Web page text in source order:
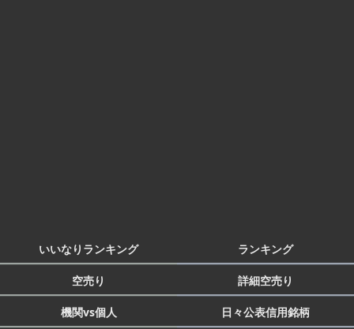
いいなりランキング ランキング
空売り 詳細空売り
機関vs個人 日々公表信用銘柄